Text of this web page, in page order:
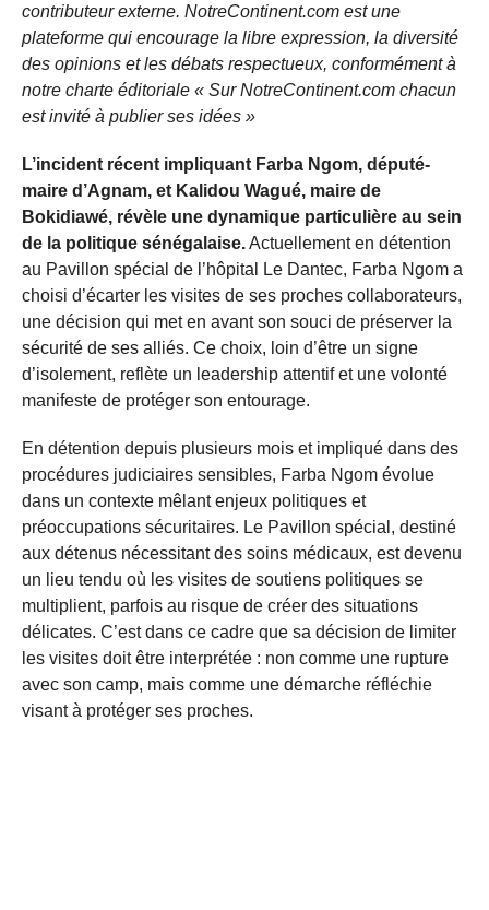
contributeur externe. NotreContinent.com est une
plateforme qui encourage la libre expression, la diversité
des opinions et les débats respectueux, conformément à
notre charte éditoriale « Sur NotreContinent.com chacun
est invité à publier ses idées »
L’incident récent impliquant Farba Ngom, député-
maire d’Agnam, et Kalidou Wagué, maire de
Bokidiawé, révèle une dynamique particulière au sein
de la politique sénégalaise.Actuellement en détention
au Pavillon spécial de l’hôpital Le Dantec, Farba Ngom a
choisi d’écarter les visites de ses proches collaborateurs,
une décision qui met en avant son souci de préserver la
sécurité de ses alliés. Ce choix, loin d’être un signe
d’isolement, reflète un leadership attentif et une volonté
manifeste de protéger son entourage.
En détention depuis plusieurs mois et impliqué dans des
procédures judiciaires sensibles, Farba Ngom évolue
dans un contexte mêlant enjeux politiques et
préoccupations sécuritaires. Le Pavillon spécial, destiné
aux détenus nécessitant des soins médicaux, est devenu
un lieu tendu où les visites de soutiens politiques se
multiplient, parfois au risque de créer des situations
délicates. C’est dans ce cadre que sa décision de limiter
les visites doit être interprétée : non comme une rupture
avec son camp, mais comme une démarche réfléchie
visant à protéger ses proches.